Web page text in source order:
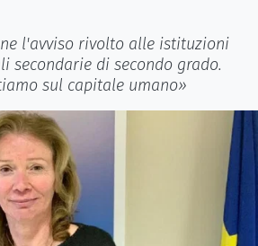
l'avviso rivolto alle istituzioni
secondarie di secondo grado.
sul capitale umano»